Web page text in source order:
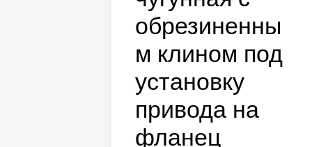
обрезиненны
м клином под
установку
привода на
фланец